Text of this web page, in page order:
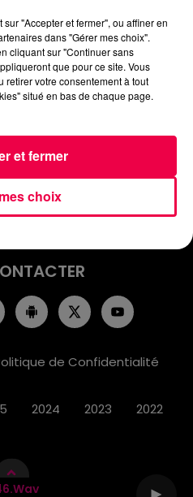
EMISSIONS
PODCASTS
de Confidentialité
2024 2023 2022
"Accepter et fermer", ou affiner en
dans "Gérer mes choix".
cliquant sur "Continuer sans
que pour ce site. Vous
retirer votre consentement à tout
situé en bas de chaque page.
choix
et fermer